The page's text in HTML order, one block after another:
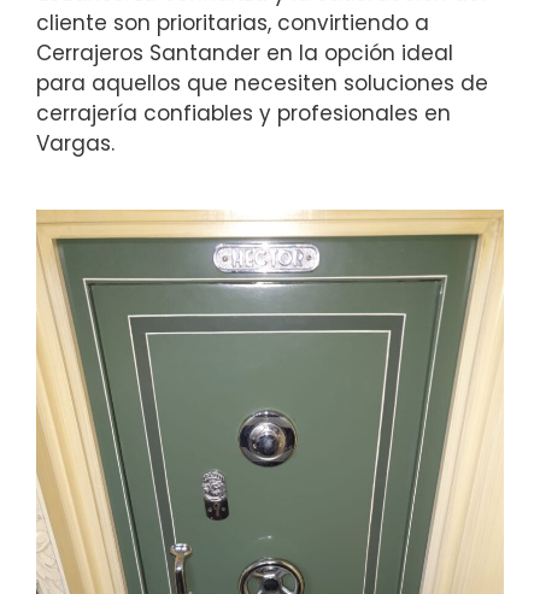
cliente son prioritarias, convirtiendo a
Cerrajeros Santander en la opción ideal
para aquellos que necesiten soluciones de
cerrajería confiables y profesionales en
Vargas.